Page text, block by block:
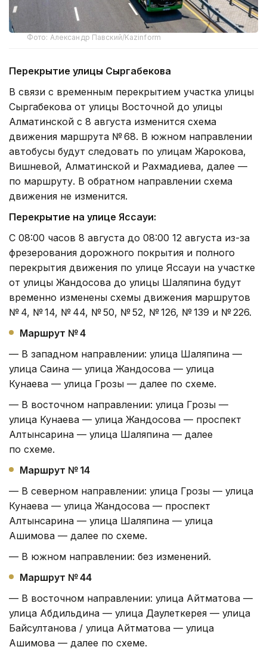
Фото: Александр Павский/Kazinform
Перекрытие улицы Сыргабекова
В связи с временным перекрытием участка улицы
Сыргабекова от улицы Восточной до улицы
Алматинской с 8 августа изменится схема
движения маршрута № 68. В южном направлении
автобусы будут следовать по улицам Жарокова,
Вишневой, Алматинской и Рахмадиева, далее —
по маршруту. В обратном направлении схема
движения не изменится.
Перекрытие на улице Яссауи:
С 08:00 часов 8 августа до 08:00 12 августа из-за
фрезерования дорожного покрытия и полного
перекрытия движения по улице Яссауи на участке
от улицы Жандосова до улицы Шаляпина будут
временно изменены схемы движения маршрутов
№ 4, № 14, № 44, № 50, № 52, № 126, № 139 и № 226.
Маршрут № 4
— В западном направлении: улица Шаляпина —
улица Саина — улица Жандосова — улица
Кунаева — улица Грозы — далее по схеме.
— В восточном направлении: улица Грозы —
улица Кунаева — улица Жандосова — проспект
Алтынсарина — улица Шаляпина — далее
по схеме.
Маршрут № 14
— В северном направлении: улица Грозы — улица
Кунаева — улица Жандосова — проспект
Алтынсарина — улица Шаляпина — улица
Ашимова — далее по схеме.
— В южном направлении: без изменений.
Маршрут № 44
— В восточном направлении: улица Айтматова —
улица Абдильдина — улица Даулеткерея — улица
Байсултанова / улица Айтматова — улица
Ашимова — далее по схеме.